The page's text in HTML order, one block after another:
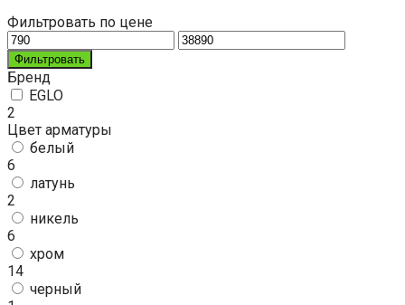
Фильтровать по цене
Фильтровать
Бренд
EGLO
2
Цвет арматуры
белый
6
латунь
2
никель
6
хром
14
черный